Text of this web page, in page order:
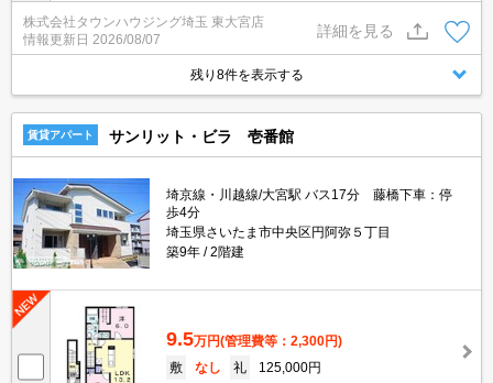
紹介致します★お部屋探しは情報量地域No１の★タウンハウジング
東大宮店まで★
株式会社タウンハウジング埼玉 東大宮店
情報更新日 2026/08/07
詳細を見る
残り8件を表示する
賃貸アパート サンリット・ビラ 壱番館
埼京線・川越線/大宮駅 バス17分 藤橋下車：停
歩4分
埼玉県さいたま市中央区円阿弥５丁目
築9年
2階建
9.5万円(管理費等：2,300円)
敷
なし 礼
125,000円